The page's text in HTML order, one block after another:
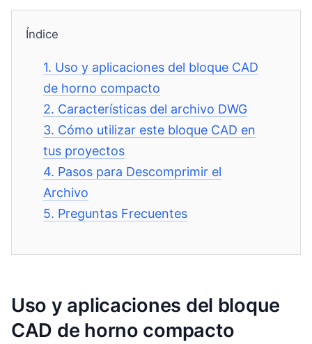
Índice
1. Uso y aplicaciones del bloque CAD
de horno compacto
2. Características del archivo DWG
3. Cómo utilizar este bloque CAD en
tus proyectos
4. Pasos para Descomprimir el
Archivo
5. Preguntas Frecuentes
Uso y aplicaciones del bloque
CAD de horno compacto